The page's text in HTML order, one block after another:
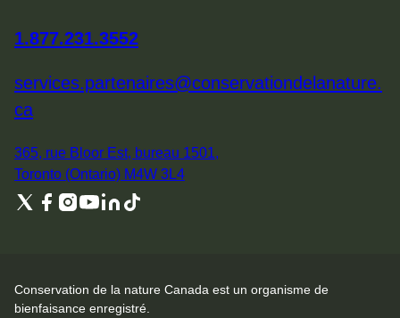
1.877.231.3552
services.partenaires@conservationdelanature.
ca
365, rue Bloor Est, bureau 1501,
Toronto (Ontario) M4W 3L4
Conservation de la nature Canada est un organisme de
bienfaisance enregistré.